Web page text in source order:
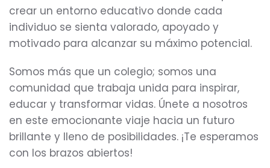
crear un entorno educativo donde cada
individuo se sienta valorado, apoyado y
motivado para alcanzar su máximo potencial.
Somos más que un colegio; somos una
comunidad que trabaja unida para inspirar,
educar y transformar vidas. Únete a nosotros
en este emocionante viaje hacia un futuro
brillante y lleno de posibilidades. ¡Te esperamos
con los brazos abiertos!